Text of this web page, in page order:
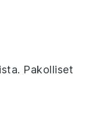
Pakolliset